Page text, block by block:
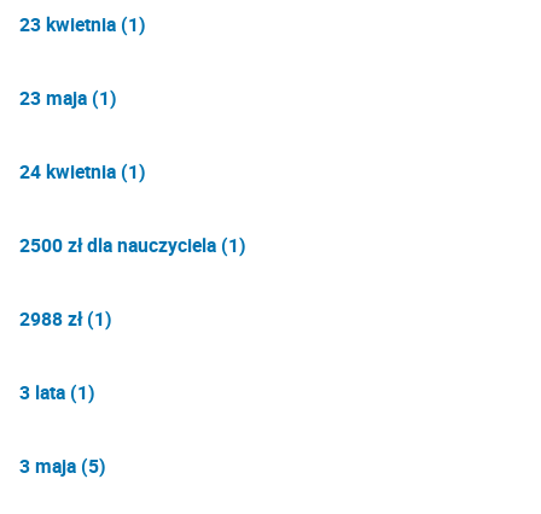
23 kwietnia (1)
23 maja (1)
24 kwietnia (1)
2500 zł dla nauczyciela (1)
2988 zł (1)
3 lata (1)
3 maja (5)